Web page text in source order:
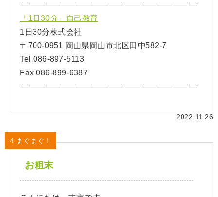
——————————————————————
「1日30分」自己教育
1日30分株式会社
〒700-0951 岡山県岡山市北区田中582-7
Tel 086-897-5113
Fax 086-899-6387
——————————————————————
2022.11.26
4.まぐまぐ！
お粗末